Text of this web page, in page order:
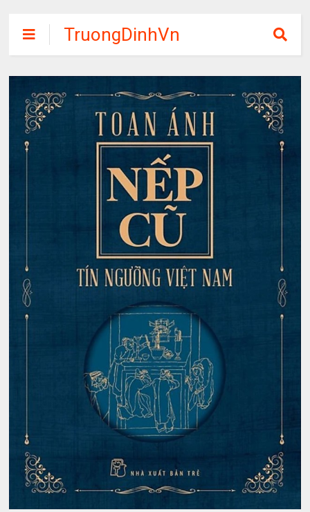
TruongDinhVn
Chia sẽ ebook,
các khóa học,
phần mềm học
tập miễn phí